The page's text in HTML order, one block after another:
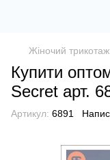
Жіночий
Купити
Secret арт.
Артикул: 6891